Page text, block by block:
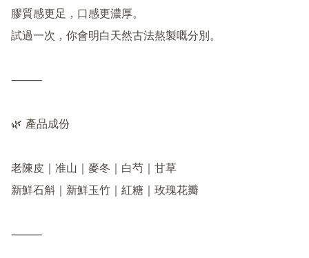
膠質感更足，口感更濃厚。
試過一次，你會明白天然古法熬製嘅分別。
⸻
🌿 產品成份
老陳皮｜准山｜麥冬｜白芍｜甘草
新鮮石斛｜新鮮玉竹｜紅糖｜玫瑰花瓣
⸻